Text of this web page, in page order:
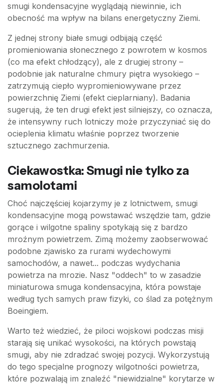
smugi kondensacyjne wyglądają niewinnie, ich
obecność ma wpływ na bilans energetyczny Ziemi.
Z jednej strony białe smugi odbijają część
promieniowania słonecznego z powrotem w kosmos
(co ma efekt chłodzący), ale z drugiej strony –
podobnie jak naturalne chmury piętra wysokiego –
zatrzymują ciepło wypromieniowywane przez
powierzchnię Ziemi (efekt cieplarniany). Badania
sugerują, że ten drugi efekt jest silniejszy, co oznacza,
że intensywny ruch lotniczy może przyczyniać się do
ocieplenia klimatu właśnie poprzez tworzenie
sztucznego zachmurzenia.
Ciekawostka: Smugi nie tylko za
samolotami
Choć najczęściej kojarzymy je z lotnictwem, smugi
kondensacyjne mogą powstawać wszędzie tam, gdzie
gorące i wilgotne spaliny spotykają się z bardzo
mroźnym powietrzem. Zimą możemy zaobserwować
podobne zjawisko za rurami wydechowymi
samochodów, a nawet... podczas wydychania
powietrza na mrozie. Nasz "oddech" to w zasadzie
miniaturowa smuga kondensacyjna, która powstaje
według tych samych praw fizyki, co ślad za potężnym
Boeingiem.
Warto też wiedzieć, że piloci wojskowi podczas misji
starają się unikać wysokości, na których powstają
smugi, aby nie zdradzać swojej pozycji. Wykorzystują
do tego specjalne prognozy wilgotności powietrza,
które pozwalają im znaleźć "niewidzialne" korytarze w